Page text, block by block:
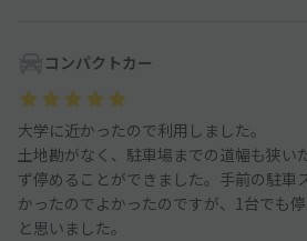
コンパクトカー
大学に近かったので利用しました。
土地勘がなく、駐車場までの道幅も狭い
ず停めることができました。手前の駐車
かったのでよかったのですが、1台でも
と思いました。